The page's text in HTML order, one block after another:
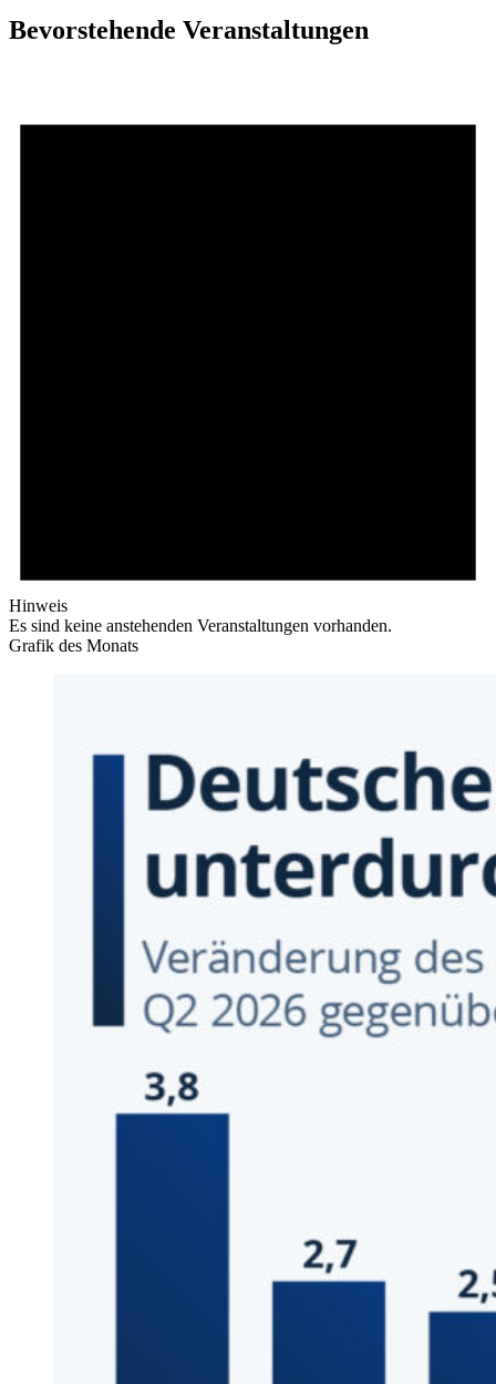
Bevorstehende Veranstaltungen
Hinweis
Es sind keine anstehenden Veranstaltungen vorhanden.
Grafik des Monats